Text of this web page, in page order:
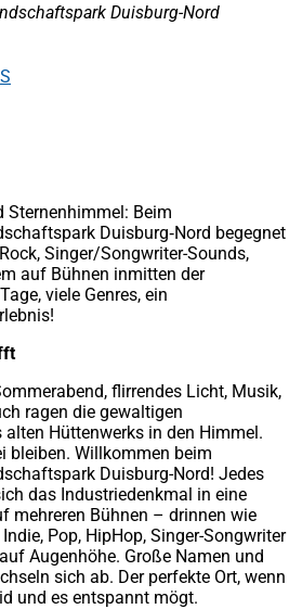
Duisburg-Nord
Sternenhimmel: Beim
Duisburg‑Nord begegnet
Singer/Songwriter-Sounds,
auf Bühnen inmitten der
viele Genres, ein
flirrendes Licht, Musik,
ragen die gewaltigen
Hüttenwerks in den Himmel.
bleiben. Willkommen beim
Duisburg-Nord! Jedes
das Industriedenkmal in eine
mehreren Bühnen – drinnen wie
Pop, HipHop, Singer-Songwriter
Augenhöhe. Große Namen und
sich ab. Der perfekte Ort, wenn
und es entspannt mögt.